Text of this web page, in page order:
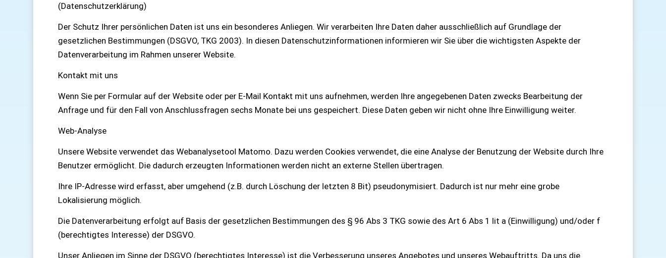
(Datenschutzerklärung)
Der Schutz Ihrer persönlichen Daten ist uns ein besonderes Anliegen. Wir verarbeiten Ihre Daten daher ausschließlich auf Grundlage der
gesetzlichen Bestimmungen (DSGVO, TKG 2003). In diesen Datenschutzinformationen informieren wir Sie über die wichtigsten Aspekte der
Datenverarbeitung im Rahmen unserer Website.
Kontakt mit uns
Wenn Sie per Formular auf der Website oder per E-Mail Kontakt mit uns aufnehmen, werden Ihre angegebenen Daten zwecks Bearbeitung der
Anfrage und für den Fall von Anschlussfragen sechs Monate bei uns gespeichert. Diese Daten geben wir nicht ohne Ihre Einwilligung weiter.
Web-Analyse
Unsere Website verwendet das Webanalysetool Matomo. Dazu werden Cookies verwendet, die eine Analyse der Benutzung der Website durch Ihre
Benutzer ermöglicht. Die dadurch erzeugten Informationen werden nicht an externe Stellen übertragen.
Ihre IP-Adresse wird erfasst, aber umgehend (z.B. durch Löschung der letzten 8 Bit) pseudonymisiert. Dadurch ist nur mehr eine grobe
Lokalisierung möglich.
Die Datenverarbeitung erfolgt auf Basis der gesetzlichen Bestimmungen des § 96 Abs 3 TKG sowie des Art 6 Abs 1 lit a (Einwilligung) und/oder f
(berechtigtes Interesse) der DSGVO.
Unser Anliegen im Sinne der DSGVO (berechtigtes Interesse) ist die Verbesserung unseres Angebotes und unseres Webauftritts. Da uns die